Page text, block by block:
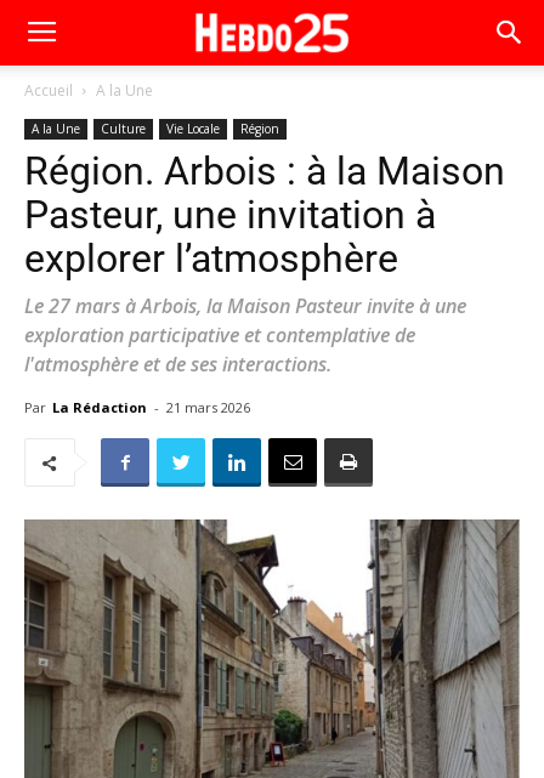
Accueil A la Une
A la Une Culture Vie Locale Région
Région. Arbois : à la Maison
Pasteur, une invitation à
explorer l’atmosphère
Le 27 mars à Arbois, la Maison Pasteur invite à une
exploration participative et contemplative de
l'atmosphère et de ses interactions.
Par La Rédaction - 21 mars 2026